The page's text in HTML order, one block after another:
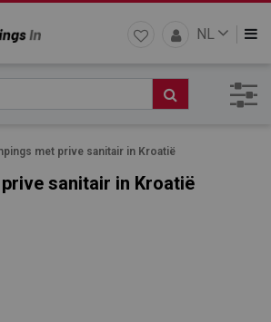
NL
met prive sanitair in Kroatië
sanitair in Kroatië